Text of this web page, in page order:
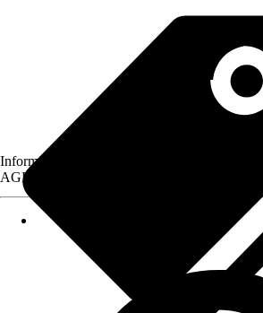
Informationen des Verkäufers, wie z. B.
AGB, finden Sie bei Klick auf den